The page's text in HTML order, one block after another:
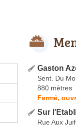
Gaston
Sent. Du
880 mètres
Fermé,
Sur
Rue Aux